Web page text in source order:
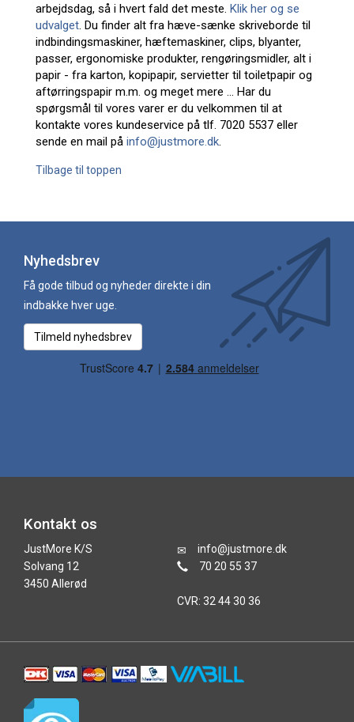
arbejdsdag, så i hvert fald det meste. Klik her og se
udvalget. Du finder alt fra hæve-sænke skriveborde til
indbindingsmaskiner, hæftemaskiner, clips, blyanter,
passer, ergonomiske produkter, rengøringsmidler, alt i
papir - fra karton, kopipapir, servietter til toiletpapir og
aftørringspapir m.m. og meget mere ... Har du
spørgsmål til vores varer er du velkommen til at
kontakte vores kundeservice på tlf. 7020 5537 eller
sende en mail på info@justmore.dk.
Tilbage til toppen
Nyhedsbrev
Få gode tilbud og nyheder direkte i din
indbakke hver uge.
Tilmeld nyhedsbrev
Kontakt os
JustMore K/S
Solvang 12
3450 Allerød
info@justmore.dk
70 20 55 37
CVR: 32 44 30 36